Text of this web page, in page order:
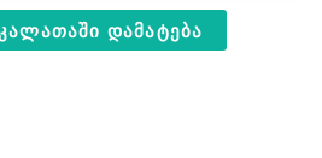
ᲙᲐᲚᲐᲗᲐᲨᲘ ᲓᲐᲛᲐᲢᲔᲑᲐ